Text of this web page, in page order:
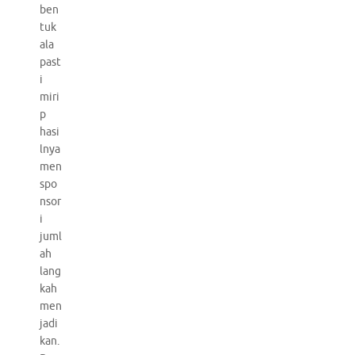
ben
tuk
ala
past
i
miri
p
hasi
lnya
men
spo
nsor
i
juml
ah
lang
kah
men
jadi
kan.